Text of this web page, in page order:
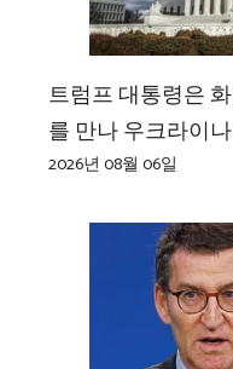
트럼프 대통령은
를 만나 우크라이
2026년 08월 06일